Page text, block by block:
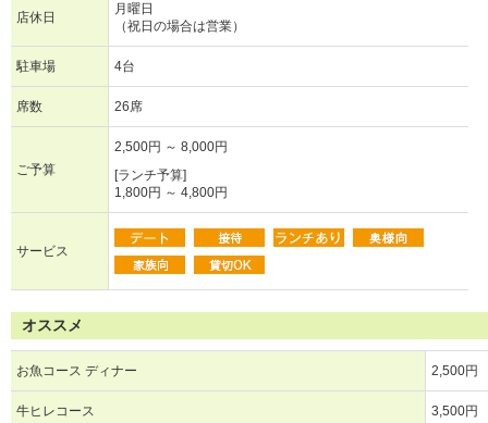
店休日
月曜日
（祝日の場合は営業）
駐車場 4台
席数 26席
ご予算
2,500円 ～ 8,000円
[ランチ予算]
1,800円 ～ 4,800円
サービス
オススメ
お魚コース ディナー 2,500円
牛ヒレコース 3,500円